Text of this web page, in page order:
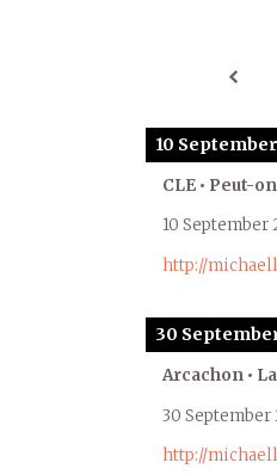
10
CLE • Peut-
10 September
http://
30
Arcachon •
30 September
http://